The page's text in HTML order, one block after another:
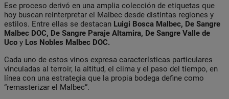
Ese proceso derivó en una amplia colección de etiquetas que
hoy buscan reinterpretar el Malbec desde distintas regiones y
estilos. Entre ellas se destacan Luigi Bosca Malbec, De Sangre
Malbec DOC, De Sangre Paraje Altamira, De Sangre Valle de
Uco y Los Nobles Malbec DOC.
Cada uno de estos vinos expresa características particulares
vinculadas al terroir, la altitud, el clima y el paso del tiempo, en
línea con una estrategia que la propia bodega define como
“remasterizar el Malbec”.